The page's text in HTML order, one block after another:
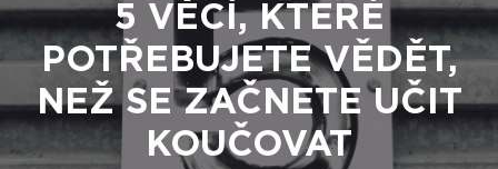
5 VĚCÍ, KTERÉ
POTŘEBUJETE VĚDĚT,
NEŽ SE ZAČNETE UČIT
KOUČOVAT